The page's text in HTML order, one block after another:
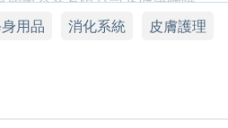
酸菌K-1
終決議權。
用品 消化系統 皮膚護理